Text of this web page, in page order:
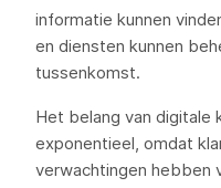
informatie kunnen
en diensten kunnen
tussenkomst.
Het belang van digitale
exponentieel, omdat
verwachtingen hebben